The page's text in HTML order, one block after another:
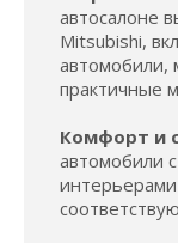
автосалоне
Mitsubishi,
практичные
Комфорт и
автомобили